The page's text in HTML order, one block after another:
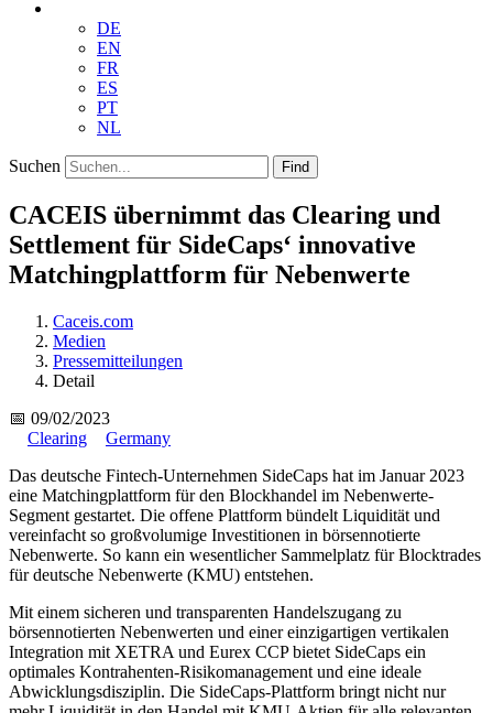
DE
EN
FR
ES
PT
NL
Suchen Find
CACEIS übernimmt das Clearing und
Settlement für SideCaps‘ innovative
Matchingplattform für Nebenwerte
Caceis.com
Medien
Pressemitteilungen
Detail
📅 09/02/2023
Clearing
Germany
Das deutsche Fintech-Unternehmen SideCaps hat im Januar 2023
eine Matchingplattform für den Blockhandel im Nebenwerte-
Segment gestartet. Die offene Plattform bündelt Liquidität und
vereinfacht so großvolumige Investitionen in börsennotierte
Nebenwerte. So kann ein wesentlicher Sammelplatz für Blocktrades
für deutsche Nebenwerte (KMU) entstehen.
Mit einem sicheren und transparenten Handelszugang zu
börsennotierten Nebenwerten und einer einzigartigen vertikalen
Integration mit XETRA und Eurex CCP bietet SideCaps ein
optimales Kontrahenten-Risikomanagement und eine ideale
Abwicklungsdisziplin. Die SideCaps-Plattform bringt nicht nur